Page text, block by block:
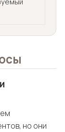
но они